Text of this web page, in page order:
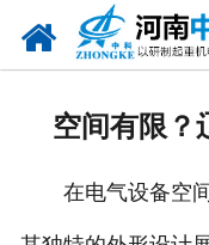
空间有限？
在电气设备空间